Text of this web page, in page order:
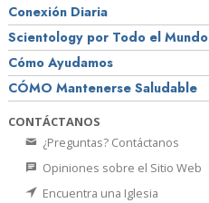
Conexión Diaria
Scientology por Todo el Mundo
Cómo Ayudamos
CÓMO Mantenerse Saludable
CONTÁCTANOS
¿Preguntas? Contáctanos
Opiniones sobre el Sitio Web
Encuentra una Iglesia